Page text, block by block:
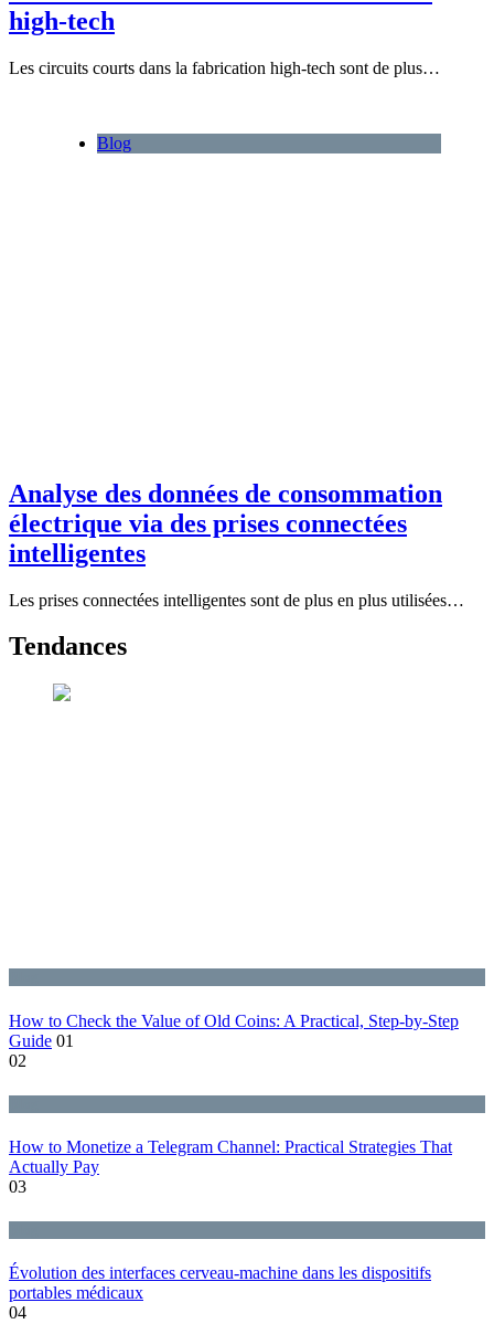
high-tech
Les circuits courts dans la fabrication high-tech sont de plus…
Blog
Analyse des données de consommation
électrique via des prises connectées
intelligentes
Les prises connectées intelligentes sont de plus en plus utilisées…
Tendances
How to Check the Value of Old Coins: A Practical, Step-by-Step
Guide 01
02
How to Monetize a Telegram Channel: Practical Strategies That
Actually Pay
03
Évolution des interfaces cerveau-machine dans les dispositifs
portables médicaux
04